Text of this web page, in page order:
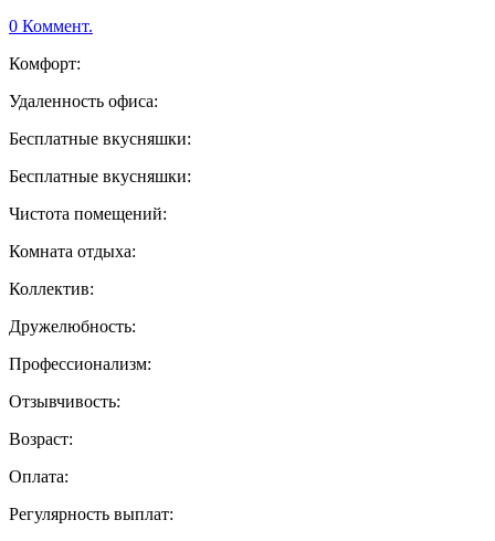
0 Коммент.
Комфорт:
Удаленность офиса:
Бесплатные вкусняшки:
Бесплатные вкусняшки:
Чистота помещений:
Комната отдыха:
Коллектив:
Дружелюбность:
Профессионализм:
Отзывчивость:
Возраст:
Оплата:
Регулярность выплат: